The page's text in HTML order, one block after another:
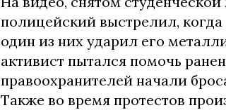
полицейский выстрелил,
один из них ударил его
активист пытался помочь
правоохранителей начали
Также во время протестов